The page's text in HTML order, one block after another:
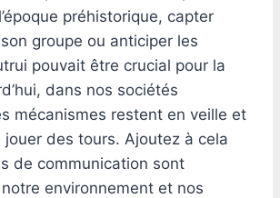
préhistorique, capter
groupe ou anticiper les
pouvait être crucial pour la
dans nos sociétés
mécanismes restent en veille et
jouer des tours. Ajoutez à cela
de communication sont
environnement et nos